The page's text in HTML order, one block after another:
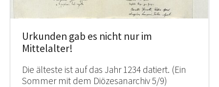
Urkunden gab es nicht nur im
Mittelalter!
Die älteste ist auf das Jahr 1234 datiert. (Ein
Sommer mit dem Diözesanarchiv 5/9)